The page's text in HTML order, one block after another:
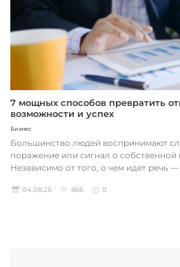
7 мощных способов превратить
возможности и успех
Бизнес
Большинство людей воспринимают
поражение или сигнал о собственной
Независимо от того, о чем идет речь —
04.08.26 866 0